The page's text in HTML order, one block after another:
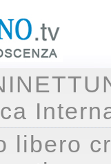
libero